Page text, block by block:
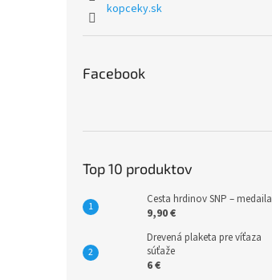
kopceky.sk
Facebook
Top 10 produktov
Cesta hrdinov SNP – medaila
9,90 €
Drevená plaketa pre víťaza
súťaže
6 €